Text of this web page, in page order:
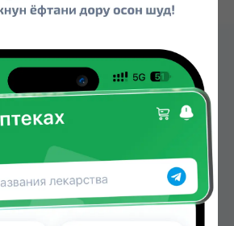
ОПРАВЫ
ГЕЛЕВЫЕ
ДЕТСКИЕ ГЕЛЕВЫЕ можно
в аптеках, Нишон №3 по
в Душанбе и других городах